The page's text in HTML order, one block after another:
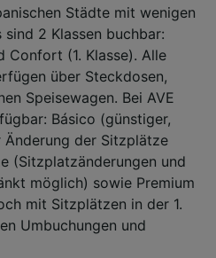
Städte mit wenigen
2 Klassen buchbar:
Confort (1. Klasse). Alle
über Steckdosen,
Speisewagen. Bei AVE
Básico (günstiger,
der Sitzplätze
(Sitzplatzänderungen und
möglich) sowie Premium
mit Sitzplätzen in der 1.
Umbuchungen und